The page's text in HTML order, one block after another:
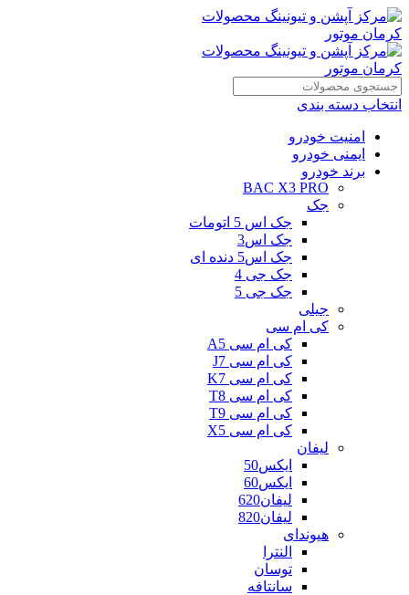
انتخاب دسته بندی
امنیت خودرو
ایمنی خودرو
برند خودرو
BAC X3 PRO
جک
جک اس 5 اتومات
جک اس3
جک اس5 دنده ای
جک جی 4
جک جی 5
جیلی
کی ام سی
کی ام سی A5
کی ام سی J7
کی ام سی K7
کی ام سی T8
کی ام سی T9
کی ام سی X5
لیفان
ایکس50
ایکس60
لیفان620
لیفان820
هیوندای
النترا
توسان
سانتافه